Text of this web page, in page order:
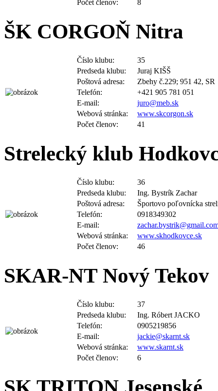
ŠK CORGOŇ Nitra
Predseda klubu:
Juraj KIŠŠ
Poštová adresa:
Zbehy č.229; 951 42, SR
Telefón:
+421 905 781 051
E-mail:
juro@meb.sk
Webová stránka:
www.skcorgon.sk
Počet členov:
41
Strelecký klub
Predseda klubu:
Ing. Bystrík Zachar
Poštová adresa:
Športovo poľovnícka
Telefón:
0918349302
E-mail:
Webová stránka:
www.skhodkovce.sk
Počet členov:
46
SKAR-NT Nový Tekov
Predseda klubu:
Ing. Róbert JACKO
Telefón:
0905219856
E-mail:
jackie@skarnt.sk
Webová stránka:
www.skarnt.sk
Počet členov:
6
SK TRITON Jesenské